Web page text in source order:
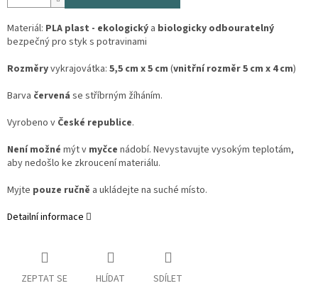
Materiál: PLA plast - ekologický a biologicky odbouratelný
bezpečný pro styk s potravinami
Rozměryvykrajovátka: 5,5 cm x 5 cm (vnitřní rozměr 5 cm x 4 cm)
Barva červená se stříbrným žíháním.
Vyrobeno v České republice.
Není možné mýt v myčce nádobí. Nevystavujte vysokým teplotám,
aby nedošlo ke zkroucení materiálu.
Myjte pouze ručně a ukládejte na suché místo.
Detailní informace
ZEPTAT SE HLÍDAT SDÍLET